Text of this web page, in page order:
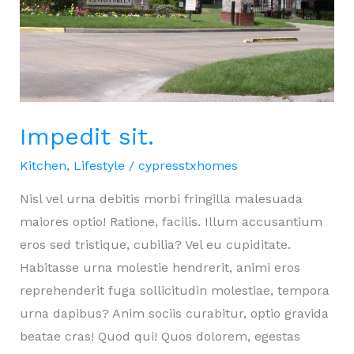
Impedit sit.
Kitchen, Lifestyle / cypresstxhomes
Nisl vel urna debitis morbi fringilla malesuada
maiores optio! Ratione, facilis. Illum accusantium
eros sed tristique, cubilia? Vel eu cupiditate.
Habitasse urna molestie hendrerit, animi eros
reprehenderit fuga sollicitudin molestiae, tempora
urna dapibus? Anim sociis curabitur, optio gravida
beatae cras! Quod qui! Quos dolorem, egestas